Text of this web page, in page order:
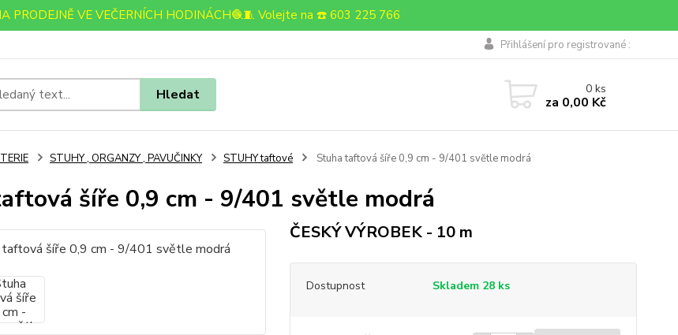
PRODEJNĚ VE VEČERNÍCH HODINÁCH🧶🧵 Volejte na ☎️ 603 225 766
Přihlášení pro registrované :
Hledat 0ks
za 0,00 Kč
STUHY , ORGANZY , PAVUČINKY STUHY taftové Stuha taftová šíře 0,9 cm - 9/401 světle modrá
šíře 0,9 cm - 9/401 světle modrá
ČESKÝ VÝROBEK - 10 m
Dostupnost Skladem 28 ks